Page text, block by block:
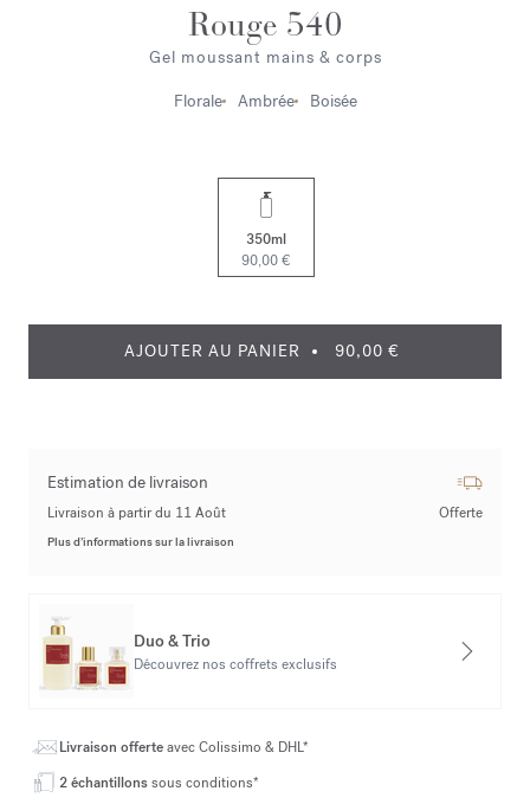
Rouge 540
Gel moussant mains & corps
Florale
Ambrée Boisée
350ml
90,00 €
AJOUTER AU PANIER 90,00 €
Estimation de livraison
Livraison à partir du 11 Août Offerte
Plus d’informations sur la livraison
Duo & Trio
Découvrez nos coffrets exclusifs
Livraison offerteavec Colissimo & DHL*
2 échantillonssous conditions*